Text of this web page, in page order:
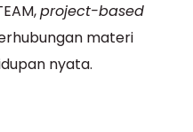
project-based
materi
nyata.